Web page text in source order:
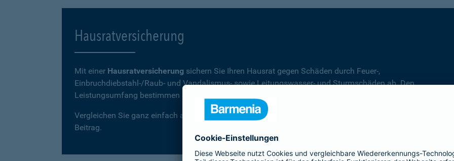
Hausratversicherung
Mit einer Hausratversicherung sichern Sie Ihren Hausrat gegen Schäden durch Feuer-,
Einbruchdiebstahl-/Raub- und Vandalismus- sowie Leitungswasser- und Sturmschäden ab. Den
Leistungsumfang bestimmen Sie mit Ihrer Entscheidung für den
Vergleichen Sie ganz einfach auf der folgenden Seite die Leistungen und berechnen Sie Ihren
Beitrag.